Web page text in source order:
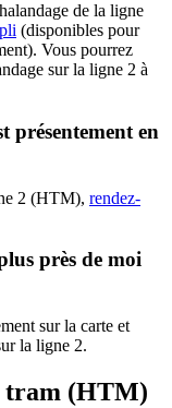
de la ligne
(disponibles pour
Vous pourrez
sur la ligne 2 à
présentement en
2 (HTM), rendez-
près de moi
sur la carte et
la ligne 2.
tram (HTM)